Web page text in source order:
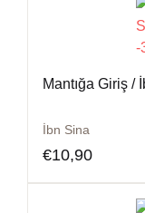
Mantığa Giriş /
İbn Sina
€10,90